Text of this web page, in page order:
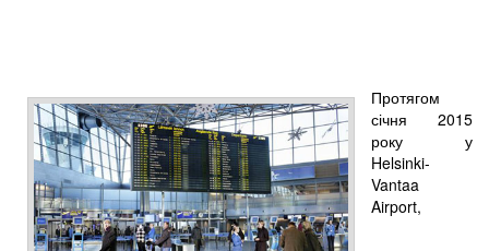
Протягом
січня 2015
року у
Helsinki-
Vantaa
Airport,